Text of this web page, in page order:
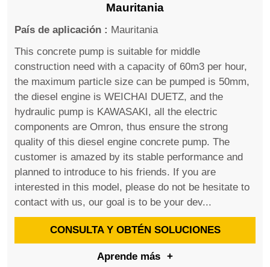
Mauritania
País de aplicación : Mauritania
This concrete pump is suitable for middle
construction need with a capacity of 60m3 per hour,
the maximum particle size can be pumped is 50mm,
the diesel engine is WEICHAI DUETZ, and the
hydraulic pump is KAWASAKI, all the electric
components are Omron, thus ensure the strong
quality of this diesel engine concrete pump. The
customer is amazed by its stable performance and
planned to introduce to his friends. If you are
interested in this model, please do not be hesitate to
contact with us, our goal is to be your dev...
CONSULTA Y OBTÉN SOLUCIONES
Aprende más +